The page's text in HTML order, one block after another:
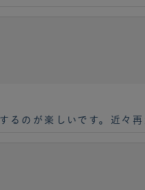
るのが楽しいです。近々